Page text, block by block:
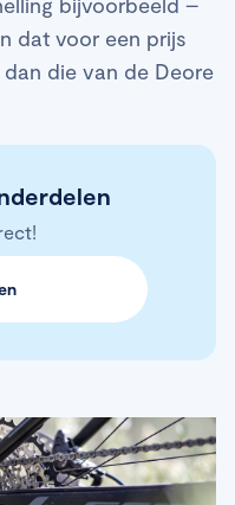
dat voor een prijs
die van de Deore